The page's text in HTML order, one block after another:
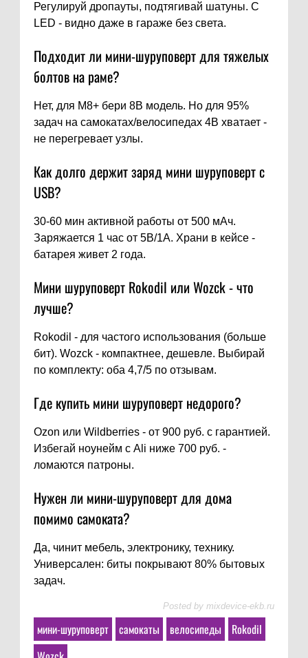
Регулируй дропауты, подтягивай шатуны. С
LED - видно даже в гараже без света.
Подходит ли мини-шуруповерт для тяжелых
болтов на раме?
Нет, для M8+ бери 8В модель. Но для 95%
задач на самокатах/велосипедах 4В хватает -
не перегревает узлы.
Как долго держит заряд мини шуруповерт с
USB?
30-60 мин активной работы от 500 мАч.
Заряжается 1 час от 5В/1А. Храни в кейсе -
батарея живет 2 года.
Мини шуруповерт Rokodil или Wozck - что
лучше?
Rokodil - для частого использования (больше
бит). Wozck - компактнее, дешевле. Выбирай
по комплекту: оба 4,7/5 по отзывам.
Где купить мини шуруповерт недорого?
Ozon или Wildberries - от 900 руб. с гарантией.
Избегай ноунейм с Ali ниже 700 руб. -
ломаются патроны.
Нужен ли мини-шуруповерт для дома
помимо самоката?
Да, чинит мебель, электронику, технику.
Универсален: биты покрывают 80% бытовых
задач.
Posted by mixdevice-ekb.ru
мини-шуруповерт самокаты велосипеды
Rokodil